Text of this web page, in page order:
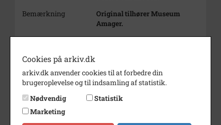
Bemærkning
Original tilhører Museum
Amager.
Fotograf
Størrelse
16 x 23 cm
Materiale
Se på kort
Cookies på arkiv.dk
arkiv.dk anvender cookies til at forbedre din
brugeroplevelse og til indsamling af statistik.
Nødvendig
Statistik
Marketing